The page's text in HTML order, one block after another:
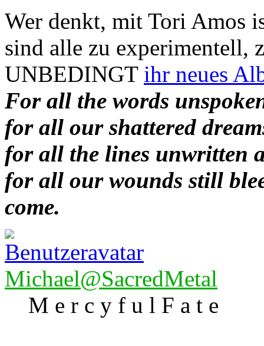
Wer denkt, mit Tori Amos
sind alle zu experimentell,
UNBEDINGT ihr neues
For all the words
for all our shattered
for all the lines unwritten
for all our wounds still
come.
Michael@SacredMetal
M e r c y f u l F a t e